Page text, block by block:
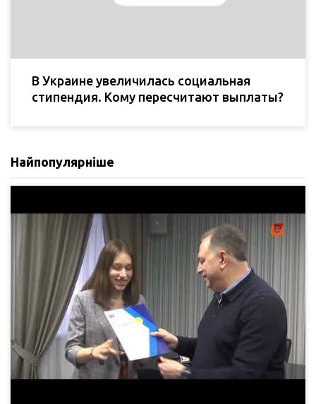
В Украине увеличилась социальная
стипендия. Кому пересчитают выплаты?
Найпопулярніше